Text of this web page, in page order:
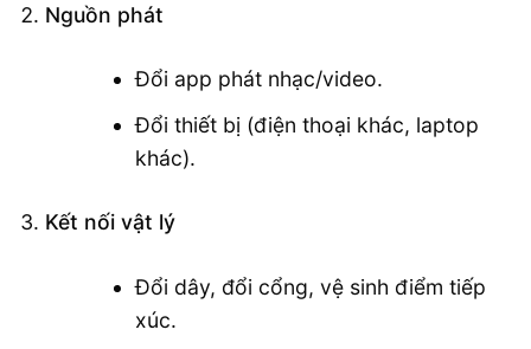
Nguồn phát
Đổi app phát nhạc/video.
Đổi thiết bị (điện thoại khác, laptop
khác).
Kết nối vật lý
Đổi dây, đổi cổng, vệ sinh điểm tiếp
xúc.